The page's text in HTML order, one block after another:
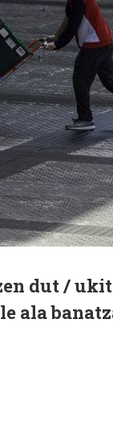
dut /
ala